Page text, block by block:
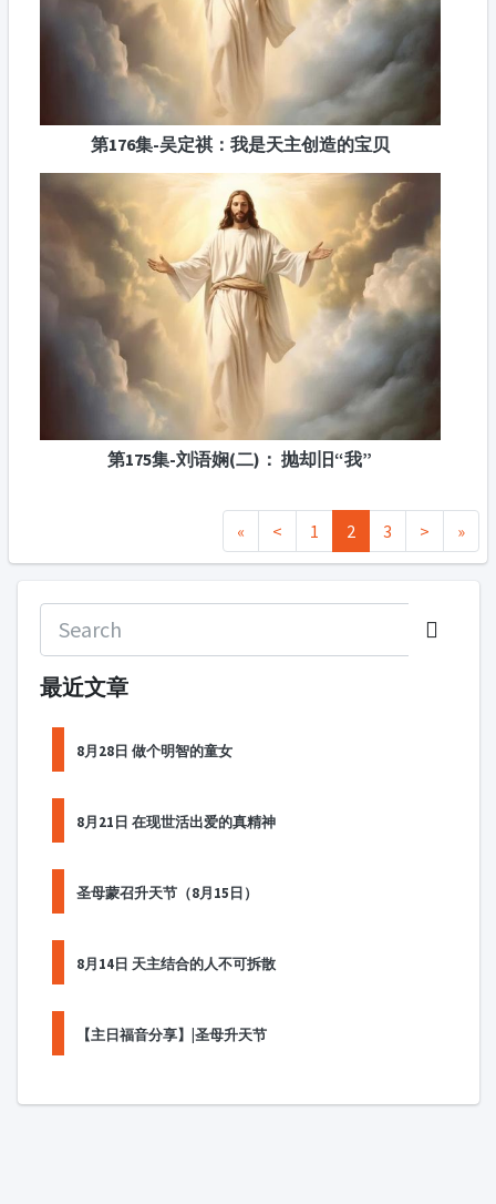
第176集-吴定祺：我是天主创造的宝贝
第175集-刘语娴(二)： 抛却旧“我”
« < 1 2 3 > »
最近文章
8月28日 做个明智的童女
8月21日 在现世活出爱的真精神
圣母蒙召升天节（8月15日）
8月14日 天主结合的人不可拆散
【主日福音分享】|圣母升天节